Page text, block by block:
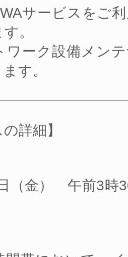
サービスをご
。
ワーク設備メン
す。
詳細】
（金） 午前3